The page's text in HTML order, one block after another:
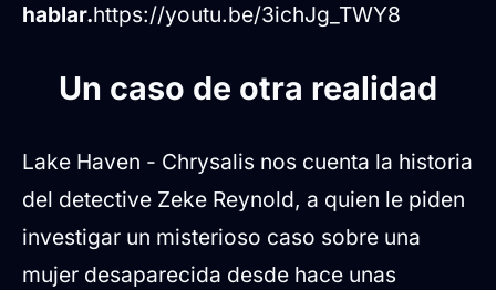
hablar.https://youtu.be/3ichJg_TWY8
Un caso de otra realidad
Lake Haven - Chrysalis nos cuenta la historia
del detective Zeke Reynold, a quien le piden
investigar un misterioso caso sobre una
mujer desaparecida desde hace unas